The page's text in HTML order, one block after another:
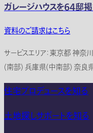
ガレージハウスを64邸
資料のご請求はこちら
サービスエリア：東京都 神
(南部) 兵庫県(中南部) 奈良
住宅プロデュースを知る
土地探しサポートを知る